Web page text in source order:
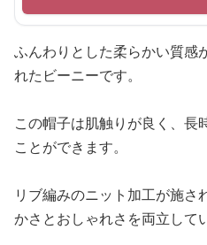
ふんわりとした柔らかい質感
れたビーニーです。
この帽子は肌触りが良く、長
ことができます。
リブ編みのニット加工が施さ
かさとおしゃれさを両立して